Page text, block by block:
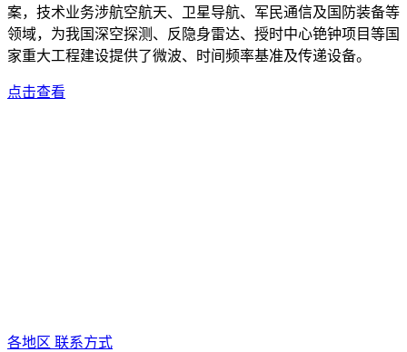
案，技术业务涉航空航天、卫星导航、军民通信及国防装备等
领域，为我国深空探测、反隐身雷达、授时中心铯钟项目等国
家重大工程建设提供了微波、时间频率基准及传递设备。
点击查看
各地区 联系方式